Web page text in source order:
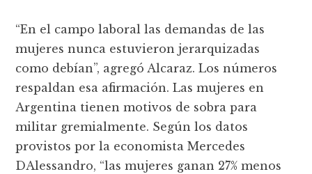
“En el campo laboral las demandas de las
mujeres nunca estuvieron jerarquizadas
como debían”, agregó Alcaraz. Los números
respaldan esa afirmación. Las mujeres en
Argentina tienen motivos de sobra para
militar gremialmente. Según los datos
provistos por la economista Mercedes
DAlessandro, “las mujeres ganan 27% menos